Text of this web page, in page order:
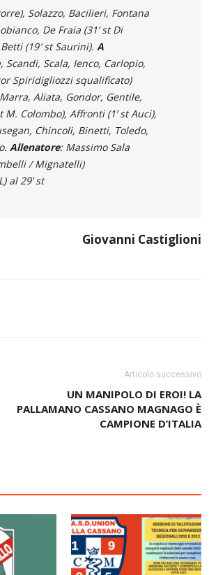
Solazzo, Bacilieri, Fontana
De Fraia (31’ st Di
(19′ st Saurini). A
Scala, Ienco, Carlopio,
Spiridigliozzi squalificato)
Aliata, Gondor, Gentile,
Colombo), Affronti (1’ st Auci),
Chincoli, Binetti, Toledo,
Allenatore: Massimo Sala
/ Mignatelli)
al 29’ st
Giovanni Castiglioni
Articolo successivo
UN MANIPOLO DI EROI! LA
PALLAMANO CASSANO MAGNAGO È
CAMPIONE D’ITALIA